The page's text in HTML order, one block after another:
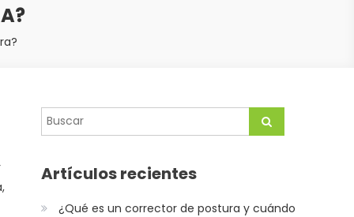
Artículos recientes
¿Qué es un corrector de postura y cuándo